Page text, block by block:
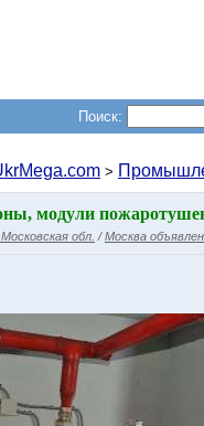
Поиск:
>
модули
обл. /Москва